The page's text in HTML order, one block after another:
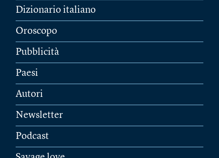
Dizionario italiano
Oroscopo
Pubblicità
Paesi
Autori
Newsletter
Podcast